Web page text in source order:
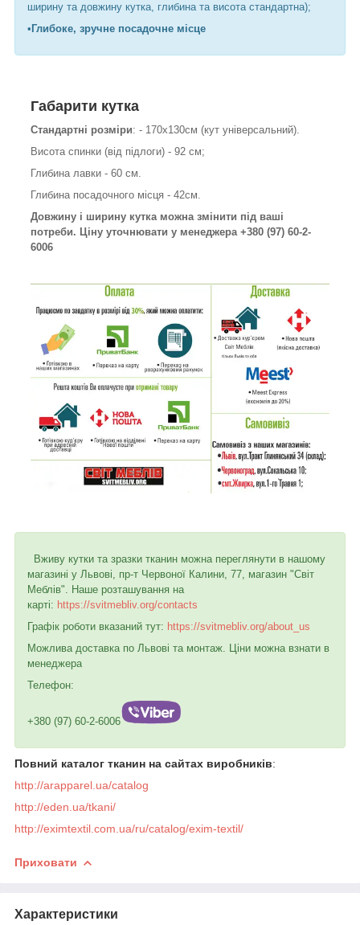
ширину та довжину кутка, глибина та висота стандартна);
• Глибоке, зручне посадочне місце
Габарити кутка
Стандартні розміри: - 170х130см (кут універсальний).
Висота спинки (від підлоги) - 92 см;
Глибина лавки - 60 см.
Глибина посадочного місця - 42см.
Довжину і ширину кутка можна змінити під ваші
потреби. Ціну уточнювати у менеджера +380 (97) 60-2-
6006
Вживу кутки та зразки тканин можна переглянути в нашому
магазині у Львові, пр-т Червоної Калини, 77, магазин "Світ
Меблів". Наше розташування на
карті: https://svitmebliv.org/contacts
Графік роботи вказаний тут: https://svitmebliv.org/about_us
Можлива доставка по Львові та монтаж. Ціни можна взнати в
менеджера
Телефон:
+380 (97) 60-2-6006
Повний каталог тканин на сайтах виробників:
http://arapparel.ua/catalog
http://eden.ua/tkani/
http://eximtextil.com.ua/ru/catalog/exim-textil/
Приховати
Характеристики